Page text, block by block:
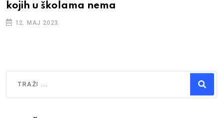
kojih u školama nema
12. MAJ 2023.
Type 2 or more characters for results.